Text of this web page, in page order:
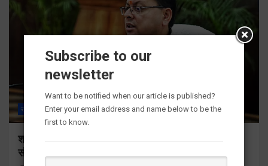
राज्य ALL देहरादून
श्रद्धा, सुरक्षा और सुगमता के उत्कृष्ट समन्वय से सफलतापूर्वक
संचालित हो रही कांवड़ यात्रा
Subscribe to our
newsletter
Want to be notified when our article is published?
Enter your email address and name below to be the
first to know.